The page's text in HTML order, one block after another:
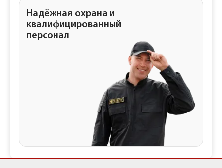
Надёжная охрана и
квалифицированный
персонал